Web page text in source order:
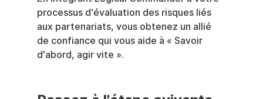
processus d'évaluation des risques liés
aux partenariats, vous obtenez un allié
de confiance qui vous aide à « Savoir
d'abord, agir vite ».